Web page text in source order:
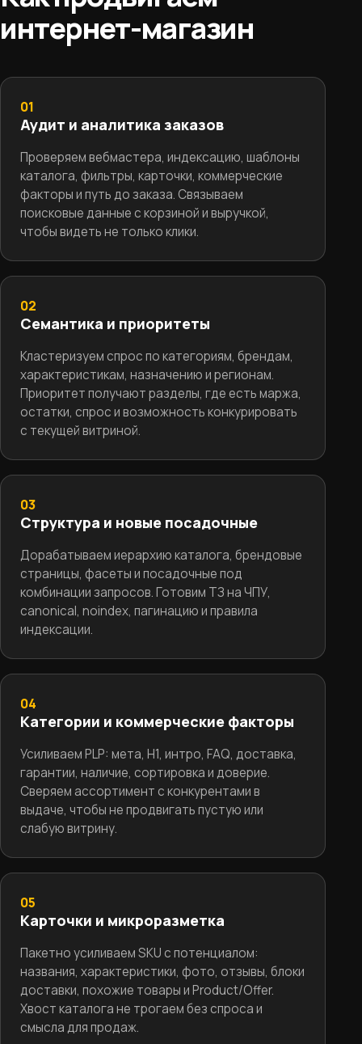
интернет-магазин
01
Аудит и аналитика заказов
Проверяем вебмастера, индексацию, шаблоны
каталога, фильтры, карточки, коммерческие
факторы и путь до заказа. Связываем
поисковые данные с корзиной и выручкой,
чтобы видеть не только клики.
02
Семантика и приоритеты
Кластеризуем спрос по категориям, брендам,
характеристикам, назначению и регионам.
Приоритет получают разделы, где есть маржа,
остатки, спрос и возможность конкурировать
с текущей витриной.
03
Структура и новые посадочные
Дорабатываем иерархию каталога, брендовые
страницы, фасеты и посадочные под
комбинации запросов. Готовим ТЗ на ЧПУ,
canonical, noindex, пагинацию и правила
индексации.
04
Категории и коммерческие факторы
Усиливаем PLP: мета, H1, интро, FAQ, доставка,
гарантии, наличие, сортировка и доверие.
Сверяем ассортимент с конкурентами в
выдаче, чтобы не продвигать пустую или
слабую витрину.
05
Карточки и микроразметка
Пакетно усиливаем SKU с потенциалом:
названия, характеристики, фото, отзывы, блоки
доставки, похожие товары и Product/Offer.
Хвост каталога не трогаем без спроса и
смысла для продаж.